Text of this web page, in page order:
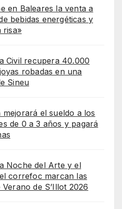
en Baleares la venta a
bebidas energéticas y
risa»
Civil recupera 40.000
robadas en una
Sineu
mejorará el sueldo a los
de 0 a 3 años y pagará
Noche del Arte y el
correfoc marcan las
Verano de S’Illot 2026